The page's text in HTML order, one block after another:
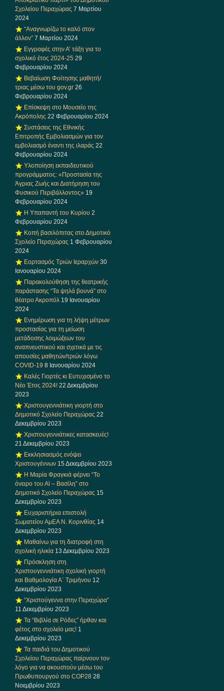
Σχολείου Περαχώρας 7 Μαρτίου
2024
“Αναγνωρίζω το καλό στον
άλλον” 7 Μαρτίου 2024
Εγγραφές στην Α’ τάξη για το
σχολικό έτος 2024-25 29
Φεβρουαρίου 2024
Βεβαίωση Φοίτησης μαθητή/
τριας μέσω του gov.gr 26
Φεβρουαρίου 2024
Επίσκεψη στο Μουσείο της
Ακρόπολης 22 Φεβρουαρίου 2024
Συστάσεις της Εθνικής
Επιτροπής Εμβολιασμών για τον
εμβολιασμό έναντι της ιλαράς 22
Φεβρουαρίου 2024
Υλοποίηση εκπαιδευτικού
προγράμματος: «Προστασία της
Άγριας Ζωής και Διατήρηση του
Φυσικού Περιβάλλοντος» 19
Φεβρουαρίου 2024
Η Υπαπαντή του Κυρίου 2
Φεβρουαρίου 2024
Κοπή βασιλόπιτας στο Δημοτικό
Σχολείο Περαχώρας 1 Φεβρουαρίου
2024
Εορτασμός Τριών Ιεραρχών 30
Ιανουαρίου 2024
Παρακολούθηση της θεατρικής
παράστασης “Τα ψηλά βουνά” στο
θέατρο Ακροπόλ 19 Ιανουαρίου
2024
Ενημέρωση για τη λήψη μέτρων
προστασίας για τη μείωση
μετάδοσης λοιμώξεων του
αναπνευστικού και σχετικά με τις
απουσίες μαθητών/τριών λόγω
COVID-19 8 Ιανουαρίου 2024
Καλές Γιορτές κι Ευτυχισμένο το
Νέο Έτος 2024! 22 Δεκεμβρίου
2023
Χριστουγεννιάτικη γιορτή στο
Δημοτικό Σχολείο Περαχώρας 22
Δεκεμβρίου 2023
Χριστουγεννιάτικες κατασκευές!
21 Δεκεμβρίου 2023
Εκκλησιασμός ενόψει
Χριστουγέννων 15 Δεκεμβρίου 2023
Η Μαρία Φραγκιά φέρνει “Το
όνειρο του Αϊ – Βασίλη” στο
Δημοτικό Σχολείο Περαχώρας 15
Δεκεμβρίου 2023
Ευχαριστήρια επιστολή
Σωματείου ΑμΕΑ Ν. Κορινθίας 14
Δεκεμβρίου 2023
Μαθαίνω για τη διατροφή στη
σχολική ηλικία 13 Δεκεμβρίου 2023
Πρόσκληση στη
Χριστουγεννιάτικη σχολική γιορτή
και Βαθμολογία Α΄ Τριμήνου 12
Δεκεμβρίου 2023
“Χριστούγεννα στην Περαχώρα”
11 Δεκεμβρίου 2023
Τα “Βιβλία σε Ρόδες” ήρθαν και
φέτος στο σχολείο μας! 1
Δεκεμβρίου 2023
Τα παιδιά του Δημοτικού
Σχολείου Περαχώρας παίρνουν τον
λόγο για να ακουστούν μέσω του
Πρωθυπουργού στο COP28 28
Νοεμβρίου 2023